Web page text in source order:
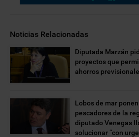
Noticias Relacionadas
Diputada Marzán
proyectos que
ahorros
Lobos de mar
pescadores de la
diputado Venegas
solucionar “con